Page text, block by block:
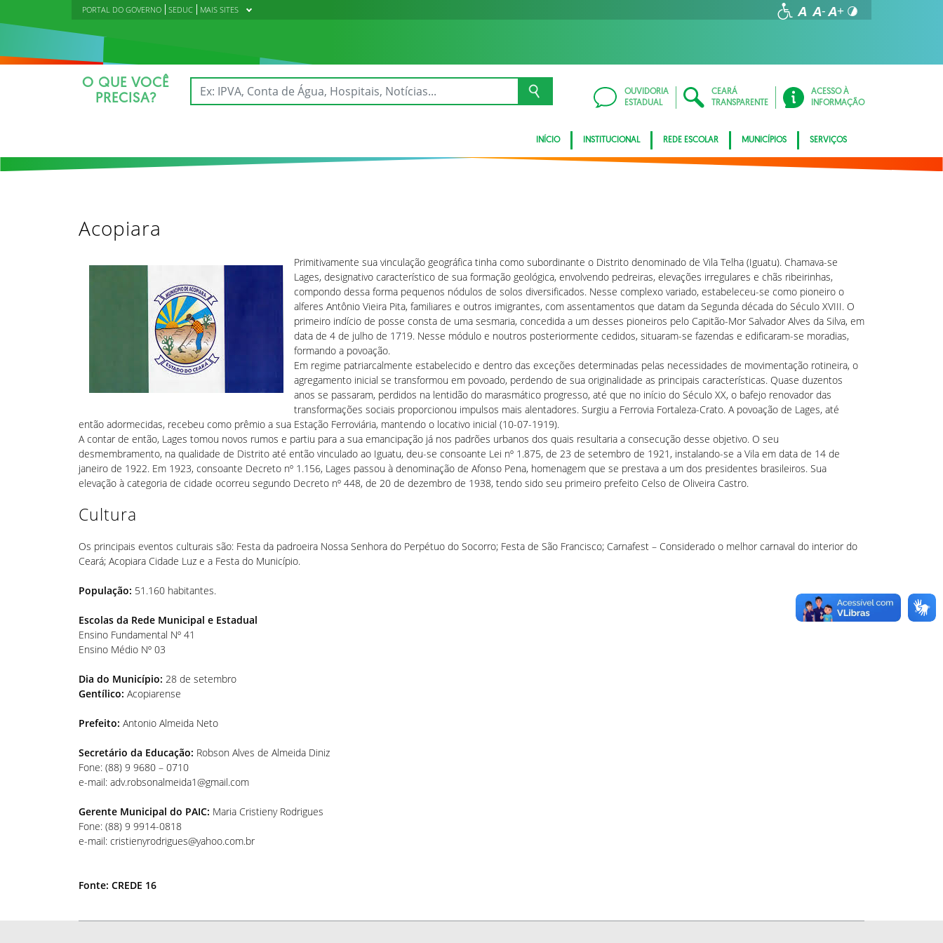
PORTAL DO GOVERNO SEDUC MAIS SITES
O QUE VOCÊ
PRECISA?
OUVIDORIA
ESTADUAL
CEARÁ
TRANSPARENTE
ACESSO À
INFORMAÇÃO
INÍCIO INSTITUCIONAL REDE ESCOLAR MUNICÍPIOS SERVIÇOS
Acopiara
Primitivamente sua vinculação geográfica tinha como subordinante o Distrito denominado de Vila Telha (Iguatu). Chamava-se
Lages, designativo característico de sua formação geológica, envolvendo pedreiras, elevações irregulares e chãs ribeirinhas,
compondo dessa forma pequenos nódulos de solos diversificados. Nesse complexo variado, estabeleceu-se como pioneiro o
alferes Antônio Vieira Pita, familiares e outros imigrantes, com assentamentos que datam da Segunda década do Século XVIII. O
primeiro indício de posse consta de uma sesmaria, concedida a um desses pioneiros pelo Capitão-Mor Salvador Alves da Silva, em
data de 4 de julho de 1719. Nesse módulo e noutros posteriormente cedidos, situaram-se fazendas e edificaram-se moradias,
formando a povoação.
Em regime patriarcalmente estabelecido e dentro das exceções determinadas pelas necessidades de movimentação rotineira, o
agregamento inicial se transformou em povoado, perdendo de sua originalidade as principais características. Quase duzentos
anos se passaram, perdidos na lentidão do marasmático progresso, até que no início do Século XX, o bafejo renovador das
transformações sociais proporcionou impulsos mais alentadores. Surgiu a Ferrovia Fortaleza-Crato. A povoação de Lages, até
então adormecidas, recebeu como prêmio a sua Estação Ferroviária, mantendo o locativo inicial (10-07-1919).
A contar de então, Lages tomou novos rumos e partiu para a sua emancipação já nos padrões urbanos dos quais resultaria a consecução desse objetivo. O seu
desmembramento, na qualidade de Distrito até então vinculado ao Iguatu, deu-se consoante Lei nº 1.875, de 23 de setembro de 1921, instalando-se a Vila em data de 14 de
janeiro de 1922. Em 1923, consoante Decreto nº 1.156, Lages passou à denominação de Afonso Pena, homenagem que se prestava a um dos presidentes brasileiros. Sua
elevação à categoria de cidade ocorreu segundo Decreto nº 448, de 20 de dezembro de 1938, tendo sido seu primeiro prefeito Celso de Oliveira Castro.
Cultura
Os principais eventos culturais são: Festa da padroeira Nossa Senhora do Perpétuo do Socorro; Festa de São Francisco; Carnafest – Considerado o melhor carnaval do interior do
Ceará; Acopiara Cidade Luz e a Festa do Município.
População: 51.160 habitantes.
Escolas da Rede Municipal e Estadual
Ensino Fundamental Nº 41
Ensino Médio Nº 03
Dia do Município: 28 de setembro
Gentílico: Acopiarense
Prefeito: Antonio Almeida Neto
Secretário da Educação: Robson Alves de Almeida Diniz
Fone: (88) 9 9680 – 0710
e-mail: adv.robsonalmeida1@gmail.com
Gerente Municipal do PAIC: Maria Cristieny Rodrigues
Fone: (88) 9 9914-0818
e-mail: cristienyrodrigues@yahoo.com.br
Fonte: CREDE 16